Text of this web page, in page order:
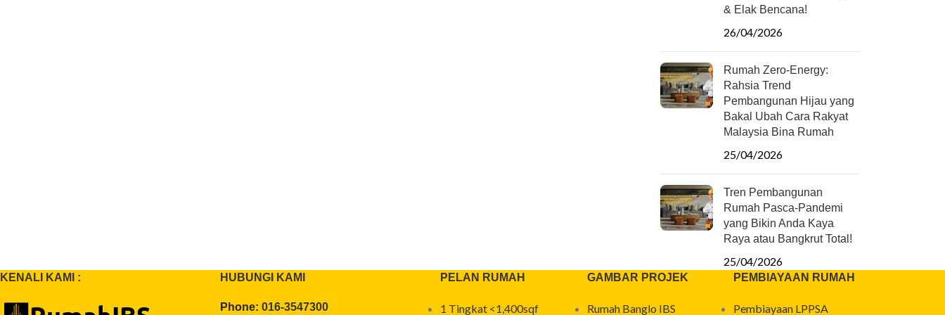
& Elak Bencana!
26/04/2026
Rumah Zero-Energy:
Rahsia Trend
Pembangunan Hijau yang
Bakal Ubah Cara Rakyat
Malaysia Bina Rumah
25/04/2026
Tren Pembangunan
Rumah Pasca-Pandemi
yang Bikin Anda Kaya
Raya atau Bangkrut Total!
25/04/2026
KENALI KAMI : HUBUNGI KAMI
Phone: 016-3547300
PELAN RUMAH
1 Tingkat <1,400sqf
GAMBAR PROJEK
Rumah Banglo IBS
PEMBIAYAAN RUMAH
Pembiayaan LPPSA